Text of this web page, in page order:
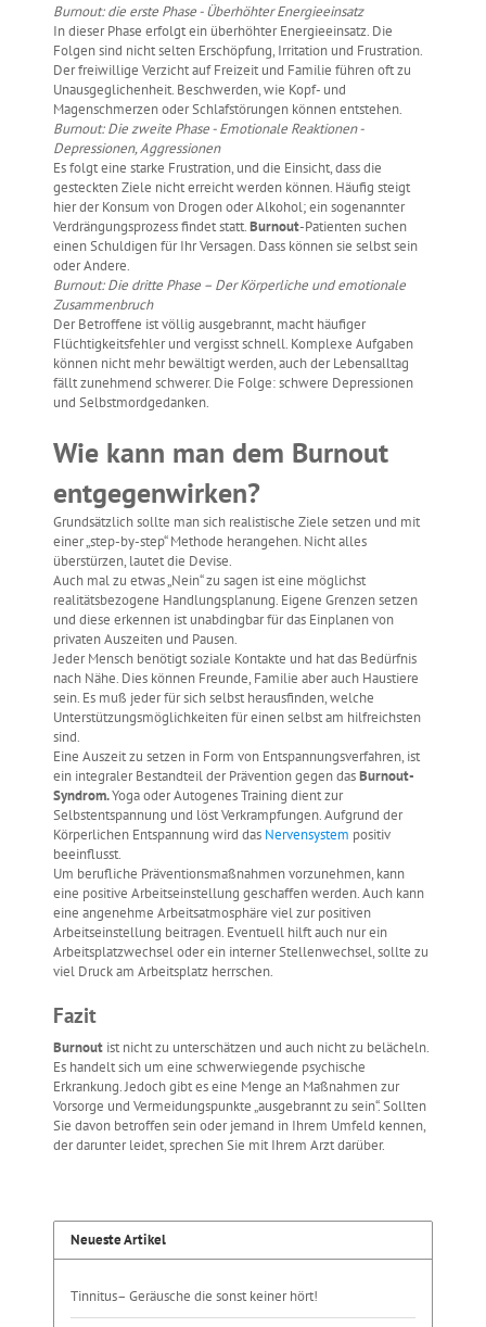
Burnout: die erste Phase - Überhöhter Energieeinsatz
In dieser Phase erfolgt ein überhöhter Energieeinsatz. Die
Folgen sind nicht selten Erschöpfung, Irritation und Frustration.
Der freiwillige Verzicht auf Freizeit und Familie führen oft zu
Unausgeglichenheit. Beschwerden, wie Kopf- und
Magenschmerzen oder Schlafstörungen können entstehen.
Burnout: Die zweite Phase - Emotionale Reaktionen -
Depressionen, Aggressionen
Es folgt eine starke Frustration, und die Einsicht, dass die
gesteckten Ziele nicht erreicht werden können. Häufig steigt
hier der Konsum von Drogen oder Alkohol; ein sogenannter
Verdrängungsprozess findet statt.Burnout-Patienten suchen
einen Schuldigen für Ihr Versagen. Dass können sie selbst sein
oder Andere.
Burnout: Die dritte Phase – Der Körperliche und emotionale
Zusammenbruch
Der Betroffene ist völlig ausgebrannt, macht häufiger
Flüchtigkeitsfehler und vergisst schnell. Komplexe Aufgaben
können nicht mehr bewältigt werden, auch der Lebensalltag
fällt zunehmend schwerer. Die Folge: schwere Depressionen
und Selbstmordgedanken.
Wie kann man dem Burnout
entgegenwirken?
Grundsätzlich sollte man sich realistische Ziele setzen und mit
einer „step-by-step“ Methode herangehen. Nicht alles
überstürzen, lautet die Devise.
Auch mal zu etwas „Nein“ zu sagen ist eine möglichst
realitätsbezogene Handlungsplanung. Eigene Grenzen setzen
und diese erkennen ist unabdingbar für das Einplanen von
privaten Auszeiten und Pausen.
Jeder Mensch benötigt soziale Kontakte und hat das Bedürfnis
nach Nähe. Dies können Freunde, Familie aber auch Haustiere
sein. Es muß jeder für sich selbst herausfinden, welche
Unterstützungsmöglichkeiten für einen selbst am hilfreichsten
sind.
Eine Auszeit zu setzen in Form von Entspannungsverfahren, ist
ein integraler Bestandteil der Prävention gegen dasBurnout-
Syndrom.Yoga oder Autogenes Training dient zur
Selbstentspannung und löst Verkrampfungen. Aufgrund der
Körperlichen Entspannung wird das Nervensystem positiv
beeinflusst.
Um berufliche Präventionsmaßnahmen vorzunehmen, kann
eine positive Arbeitseinstellung geschaffen werden. Auch kann
eine angenehme Arbeitsatmosphäre viel zur positiven
Arbeitseinstellung beitragen. Eventuell hilft auch nur ein
Arbeitsplatzwechsel oder ein interner Stellenwechsel, sollte zu
viel Druck am Arbeitsplatz herrschen.
Fazit
Burnoutist nicht zu unterschätzen und auch nicht zu belächeln.
Es handelt sich um eine schwerwiegende psychische
Erkrankung. Jedoch gibt es eine Menge an Maßnahmen zur
Vorsorge und Vermeidungspunkte „ausgebrannt zu sein“. Sollten
Sie davon betroffen sein oder jemand in Ihrem Umfeld kennen,
der darunter leidet, sprechen Sie mit Ihrem Arzt darüber.
Neueste Artikel
Tinnitus– Geräusche die sonst keiner hört!